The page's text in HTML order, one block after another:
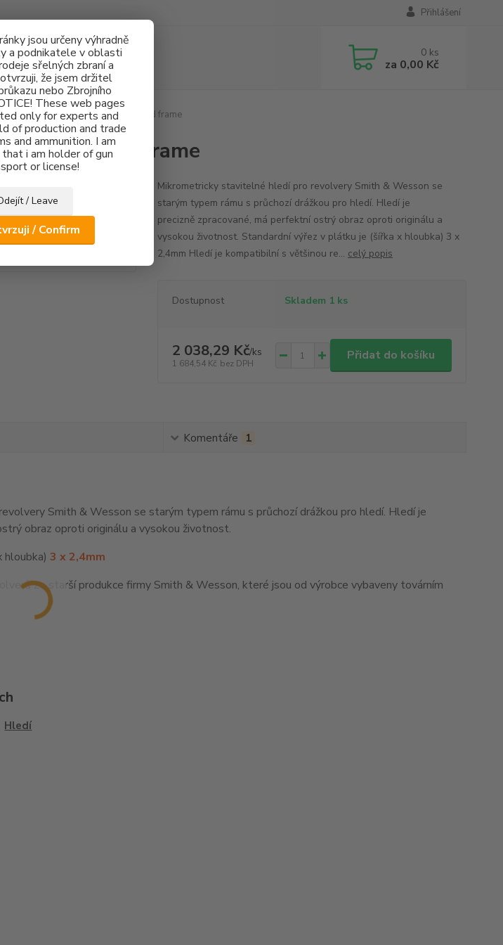
jsou určeny výhradně
a podnikatele v oblasti
sřelných zbraní a
že jsem držitel
nebo Zbrojního
These web pages
only for experts and
of production and trade
and ammunition. I am
i am holder of gun
or license!
/ Leave
/ Confirm
Přihlášení
Hledat 0 ks
za 0,00 Kč
Mikrometrické hledí S&W - Old frame
S&W - Old frame
Mikrometricky stavitelné hledí pro revolvery Smith & Wesson se
starým typem rámu s průchozí drážkou pro hledí. Hledí je
precizně zpracované, má perfektní ostrý obraz oproti originálu a
vysokou životnost. Standardní výřez v plátku je (šířka x hloubka) 3 x
2,4mm Hledí je kompatibilní s většinou re... celý popis
Dostupnost Skladem 1 ks
2 038,29 Kč/ks
1 684,54 Kč bez DPH
Přidat do košíku
Komentáře 1
Smith & Wesson se starým typem rámu s průchozí drážkou pro hledí. Hledí je
obraz oproti originálu a vysokou životnost.
hloubka) 3 x 2,4mm
ze starší produkce firmy Smith & Wesson, které jsou od výrobce vybaveny továrním
Hledí